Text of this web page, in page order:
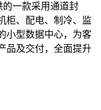
一款采用通道封
柜、配电、制冷、监
小型数据中心，为客
品及交付，全面提升